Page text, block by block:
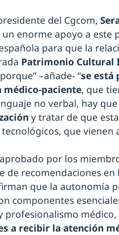
del Cgcom,
un enorme apoyo a
para que la
Patrimonio Cultural
porque” –añade- “se está
médico-paciente, que
no verbal, hay que
y tratar de que
tecnológicos, que vienen
por los
de recomendaciones
que la autonomía
componentes
profesionalismo médico,
a recibir la atención